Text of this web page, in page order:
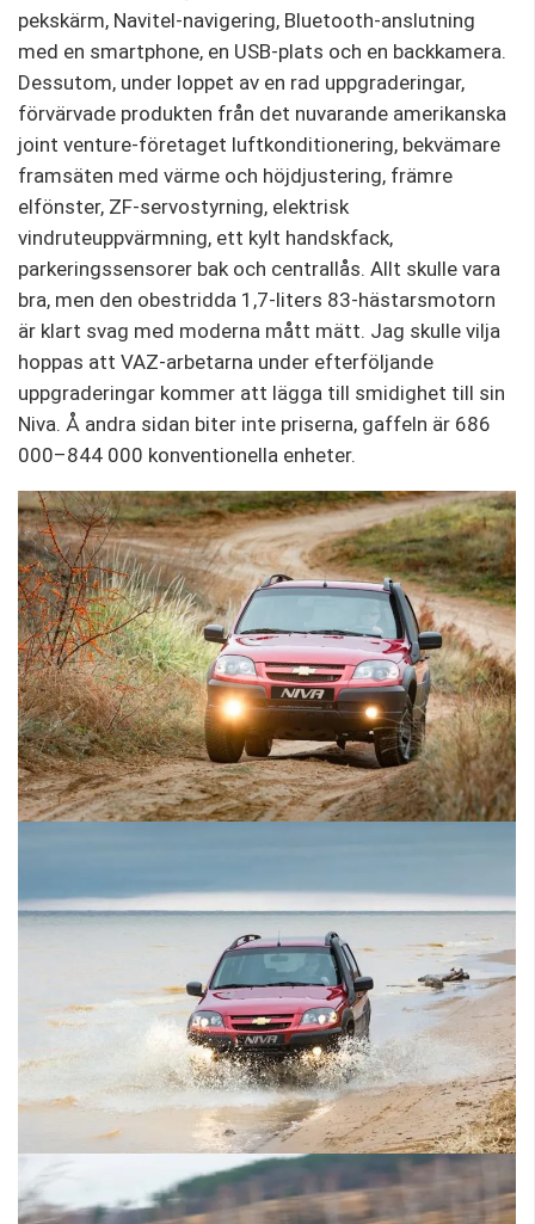
pekskärm, Navitel-navigering, Bluetooth-anslutning
med en smartphone, en USB-plats och en backkamera.
Dessutom, under loppet av en rad uppgraderingar,
förvärvade produkten från det nuvarande amerikanska
joint venture-företaget luftkonditionering, bekvämare
framsäten med värme och höjdjustering, främre
elfönster, ZF-servostyrning, elektrisk
vindruteuppvärmning, ett kylt handskfack,
parkeringssensorer bak och centrallås. Allt skulle vara
bra, men den obestridda 1,7-liters 83-hästarsmotorn
är klart svag med moderna mått mätt. Jag skulle vilja
hoppas att VAZ-arbetarna under efterföljande
uppgraderingar kommer att lägga till smidighet till sin
Niva. Å andra sidan biter inte priserna, gaffeln är 686
000–844 000 konventionella enheter.